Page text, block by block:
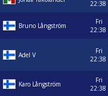
22:38
Bruno Långström
Fri
22:38
Adel V
Fri
22:38
Karo Långström
Fri
22:38